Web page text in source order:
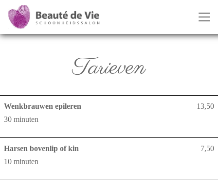
Tarieven
Wenkbrauwen epileren
30 minuten
13,50
Harsen bovenlip of kin
10 minuten
7,50